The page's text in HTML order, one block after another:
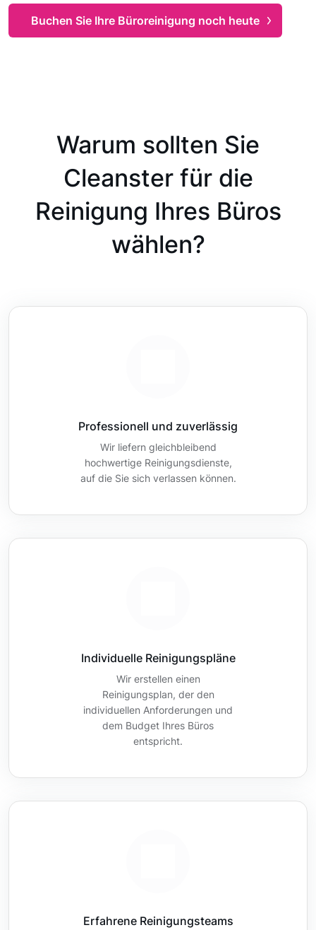
Buchen Sie Ihre Büroreinigung noch heute
Warum sollten Sie
Cleanster für die
Reinigung Ihres Büros
wählen?
Professionell und zuverlässig
Wir liefern gleichbleibend
hochwertige Reinigungsdienste,
auf die Sie sich verlassen können.
Individuelle Reinigungspläne
Wir erstellen einen
Reinigungsplan, der den
individuellen Anforderungen und
dem Budget Ihres Büros
entspricht.
Erfahrene Reinigungsteams